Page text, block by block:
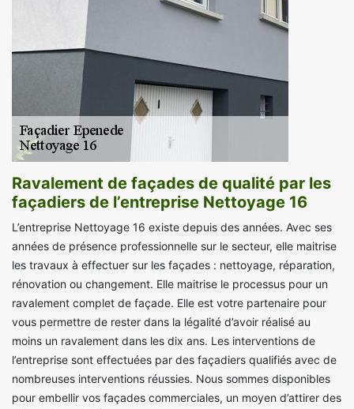
Ravalement de façades de qualité par les
façadiers de l’entreprise Nettoyage 16
L’entreprise Nettoyage 16 existe depuis des années. Avec ses
années de présence professionnelle sur le secteur, elle maitrise
les travaux à effectuer sur les façades : nettoyage, réparation,
rénovation ou changement. Elle maitrise le processus pour un
ravalement complet de façade. Elle est votre partenaire pour
vous permettre de rester dans la légalité d’avoir réalisé au
moins un ravalement dans les dix ans. Les interventions de
l’entreprise sont effectuées par des façadiers qualifiés avec de
nombreuses interventions réussies. Nous sommes disponibles
pour embellir vos façades commerciales, un moyen d’attirer des